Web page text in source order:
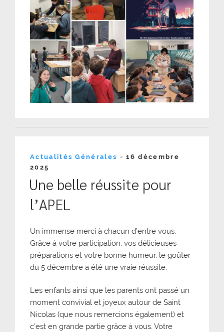
Actualités Générales -Publié
16 décembre
2025
Une belle réussite pour
l’APEL
Un immense merci à chacun d’entre vous.
Grâce à votre participation, vos délicieuses
préparations et votre bonne humeur, le goûter
du 5 décembre a été une vraie réussite.
Les enfants ainsi que les parents ont passé un
moment convivial et joyeux autour de Saint
Nicolas (que nous remercions également) et
c’est en grande partie grâce à vous. Votre